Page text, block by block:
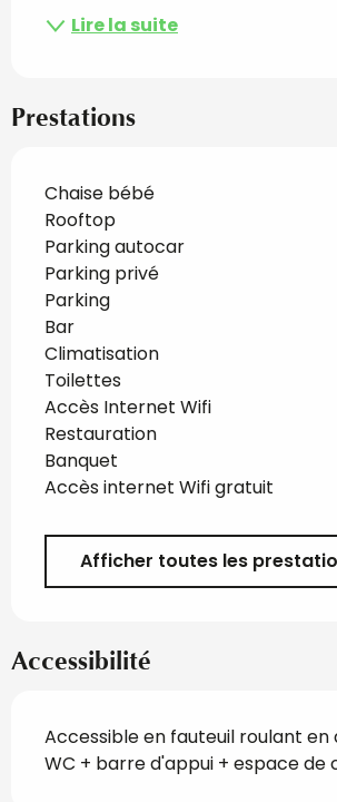
Lire la suite
Prestations
Chaise bébé
Rooftop
Parking autocar
Parking privé
Parking
Bar
Climatisation
Toilettes
Accès Internet Wifi
Restauration
Banquet
Accès internet Wifi gratuit
Afficher toutes les
Accessibilité
Accessible en fauteuil roulant en
WC + barre d'appui + espace de